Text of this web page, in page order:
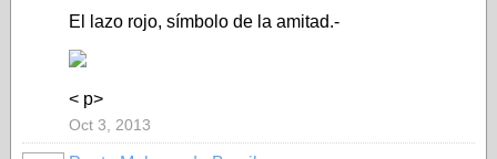
El lazo rojo, símbolo de la amitad.-
< p>
Oct 3, 2013